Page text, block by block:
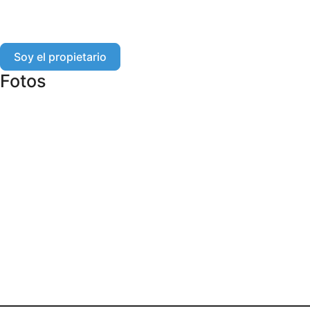
Soy el propietario
Fotos